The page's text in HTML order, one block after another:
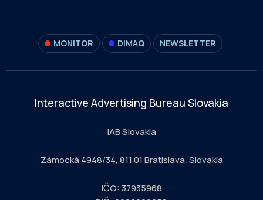
MONITOR DIMAQ NEWSLETTER
Interactive Advertising Bureau Slovakia
IAB Slovakia
Zámocká 4948/34, 811 01 Bratislava, Slovakia
IČO: 37935968